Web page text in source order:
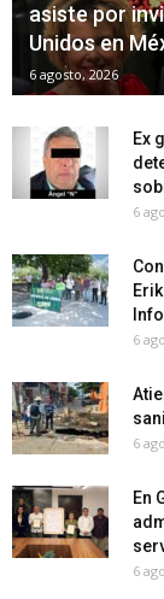
asiste por
Unidos en
6 agosto, 2026
Ex
6
6
6
En
6